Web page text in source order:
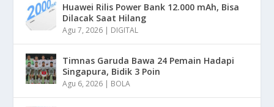
Huawei Rilis Power Bank 12.000 mAh, Bisa
Dilacak Saat Hilang
Agu 7, 2026 | DIGITAL
Timnas Garuda Bawa 24 Pemain Hadapi
Singapura, Bidik 3 Poin
Agu 6, 2026 | BOLA